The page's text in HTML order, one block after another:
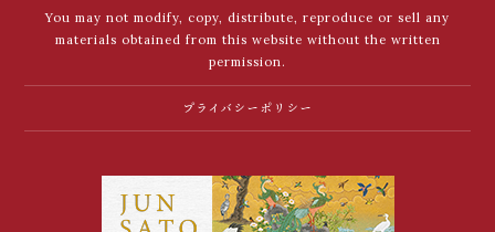
You may not modify, copy, distribute, reproduce or sell any
materials obtained from this website without the written
permission.
プライバシーポリシー